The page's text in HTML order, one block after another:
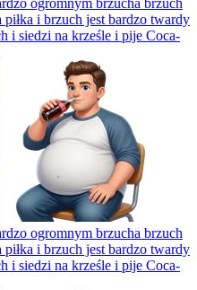
piłka i brzuch jest bardzo twardy
i siedzi na krześle i pije Coca-
ogromnym brzucha brzuch
piłka i brzuch jest bardzo twardy
i siedzi na krześle i pije Coca-